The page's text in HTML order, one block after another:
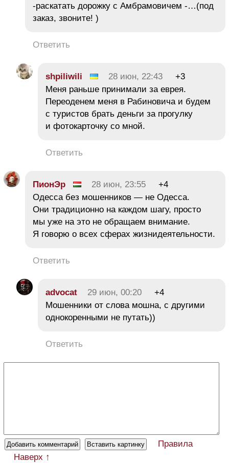
-раскатать дорожку с Амбрамовичем -…(под
заказ, звоните! )
Ответить
shpiliwili 28 июн, 22:43
+3
Меня раньше принимали за еврея.
Переоденем меня в Рабиновича и будем
с туристов брать деньги за прогулку
и фотокарточку со мной.
Ответить
ПионЭр 28 июн, 23:55
+4
Одесса без мошенников — не Одесса.
Они традиционно на каждом шагу, просто
мы уже на это не обращаем внимание.
Я говорю о всех сферах жизнидеятельности.
Ответить
advocat 29 июн, 00:20
+4
Мошенники от слова мошна, с другими
однокоренными не путать))
Ответить
Правила
Наверх ↑